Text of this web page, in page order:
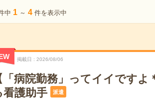
中 1 ～ 4 件を表示中
掲載日 2026/08/06
「病院勤務」ってイイです
看護助手
派遣